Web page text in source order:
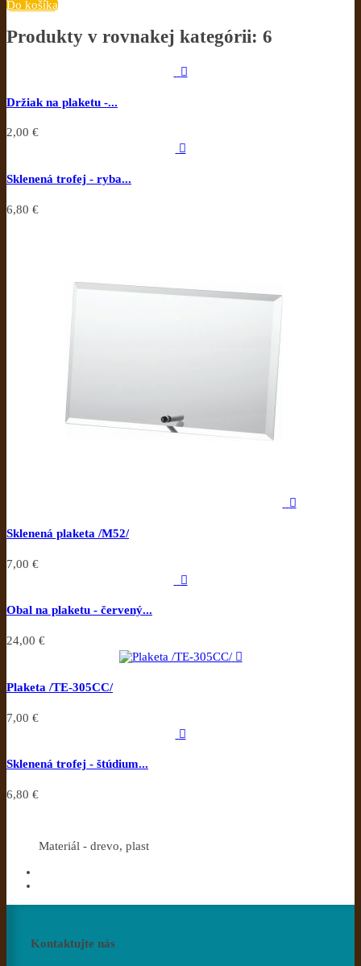
Do košíka
Produkty v rovnakej kategórii: 6

Držiak na plaketu -...
2,00 €

Sklenená trofej - ryba...
6,80 €

Sklenená plaketa /M52/
7,00 €

Obal na plaketu - červený...
24,00 €

Plaketa /TE-305CC/
7,00 €

Sklenená trofej - štúdium...
6,80 €
Materiál - drevo, plast
Kontaktujte nás